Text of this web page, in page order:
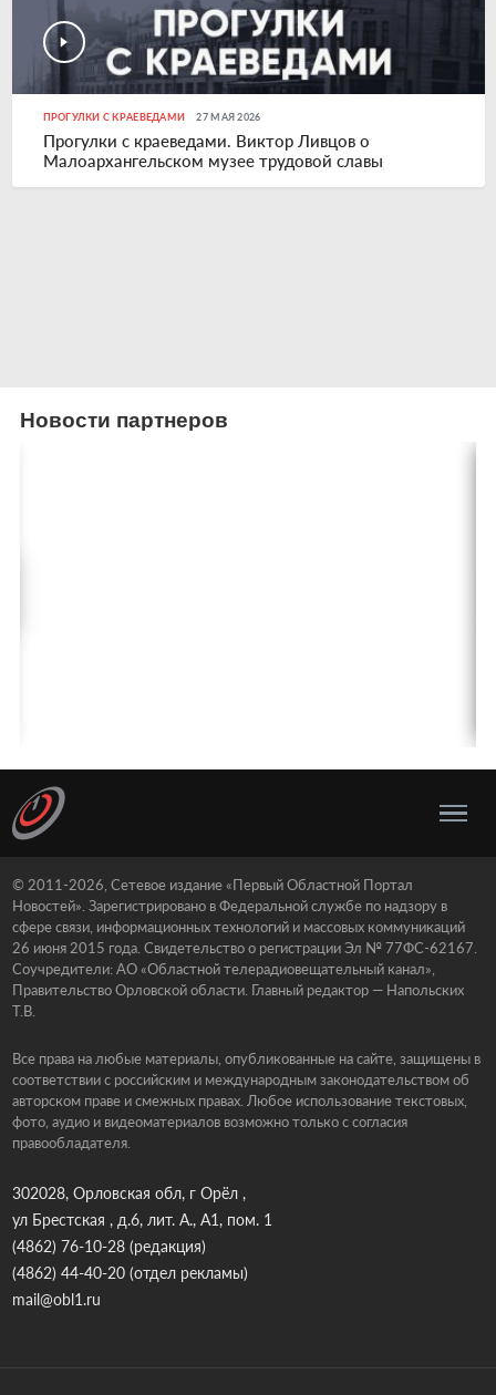
ПРОГУЛКИ С КРАЕВЕДАМИ 27 МАЯ 2026
Прогулки с краеведами. Виктор Ливцов о
Малоархангельском музее трудовой славы
Новости партнеров
© 2011-2026, Сетевое издание «Первый Областной Портал
Новостей». Зарегистрировано в Федеральной службе по надзору в
сфере связи, информационных технологий и массовых коммуникаций
26 июня 2015 года. Свидетельство о регистрации Эл № 77ФС-62167.
Соучредители: АО «Областной телерадиовещательный канал»,
Правительство Орловской области. Главный редактор — Напольских
Т.В.
Все права на любые материалы, опубликованные на сайте, защищены в
соответствии с российским и международным законодательством об
авторском праве и смежных правах. Любое использование текстовых,
фото, аудио и видеоматериалов возможно только с согласия
правообладателя.
302028, Орловская обл, г Орёл ,
ул Брестская , д.6, лит. А., А1, пом. 1
(4862) 76-10-28(редакция)
(4862) 44-40-20(отдел рекламы)
mail@obl1.ru